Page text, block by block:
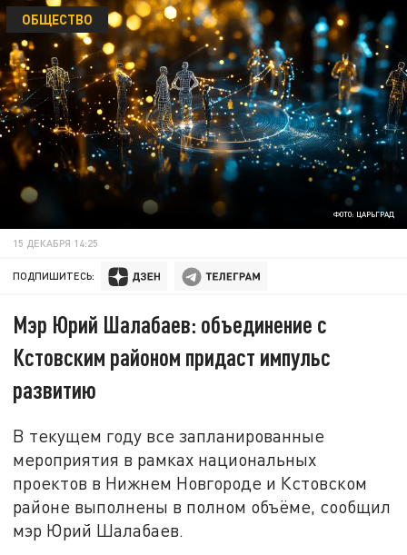
ФОТО: ЦАРЬГРАД
ОБЩЕСТВО
15 ДЕКАБРЯ 14:25
ПОДПИШИТЕСЬ:
Мэр Юрий Шалабаев: объединение с
Кстовским районом придаст импульс
развитию
В текущем году все запланированные
мероприятия в рамках национальных
проектов в Нижнем Новгороде и Кстовском
районе выполнены в полном объёме, сообщил
мэр Юрий Шалабаев.